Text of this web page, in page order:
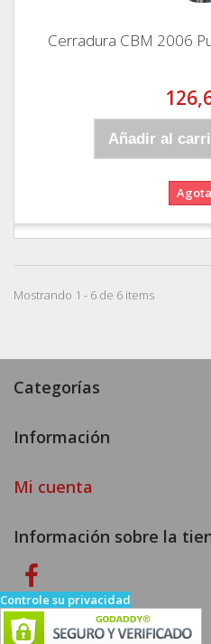
Cerradura CBM 2006
Añadir al
Mostrando 1 - 6 de 6 items
Categorías
Información
Mi cuenta
Información sobre la
Controle su privacidad